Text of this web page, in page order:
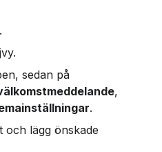
sedan på
,
.
och lägg önskade